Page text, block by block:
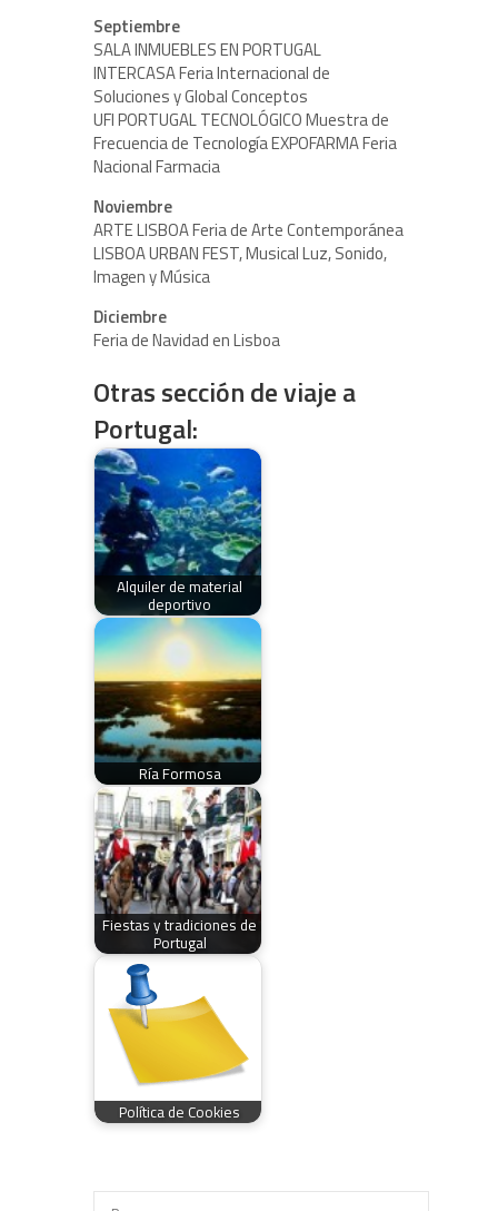
Septiembre
SALA INMUEBLES EN PORTUGAL
INTERCASA Feria Internacional de
Soluciones y Global Conceptos
UFI PORTUGAL TECNOLÓGICO Muestra de
Frecuencia de Tecnología EXPOFARMA Feria
Nacional Farmacia
Noviembre
ARTE LISBOA Feria de Arte Contemporánea
LISBOA URBAN FEST, Musical Luz, Sonido,
Imagen y Música
Diciembre
Feria de Navidad en Lisboa
Otras sección de viaje a
Portugal:
Alquiler de material
deportivo
Ría Formosa
Fiestas y tradiciones de
Portugal
Política de Cookies